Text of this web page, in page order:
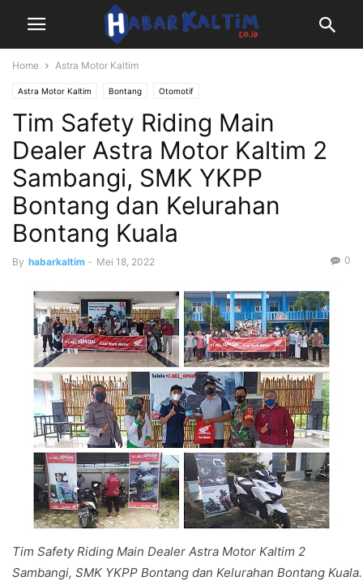
Home Astra Motor Kaltim
Astra Motor Kaltim Bontang Otomotif
Tim Safety Riding Main
Dealer Astra Motor Kaltim 2
Sambangi, SMK YKPP
Bontang dan Kelurahan
Bontang Kuala
By habarkaltim - Mei 18, 2022 0
Tim Safety Riding Main Dealer Astra Motor Kaltim 2
Sambangi, SMK YKPP Bontang dan Kelurahan Bontang Kuala.